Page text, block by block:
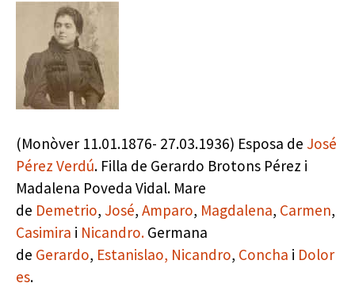
(Monòver 11.01.1876- 27.03.1936) Esposa de José
Pérez Verdú. Filla de Gerardo Brotons Pérez i
Madalena Poveda Vidal. Mare
de Demetrio, José, Amparo, Magdalena, Carmen,
Casimira i Nicandro. Germana
de Gerardo, Estanislao, Nicandro, Concha i Dolor
es.